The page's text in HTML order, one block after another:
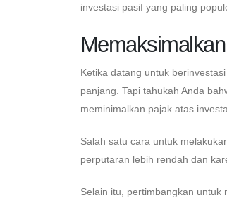
investasi pasif yang paling
Ketika datang untuk
panjang. Tapi tahukah Anda
meminimalkan pajak atas
Salah satu cara untuk
perputaran lebih rendah dan
Selain itu, pertimbangkan untuk